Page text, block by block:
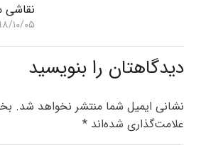
نقاشی
۱۳۹۸/
دیدگاهتان را بنویسید
نشانی ایمیل شما منتشر نخواهد شد.
علامت‌گذاری شده‌اند *